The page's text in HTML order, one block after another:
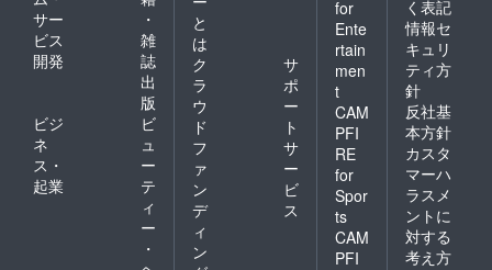
サー
ビス
開発
・
雑
誌
出
版
ビジ
ネ
ス・
起業
ビ
ュ
ー
テ
ィ
ー
・
と
は
ク
ラ
ウ
ド
フ
ァ
ン
デ
ィ
ン
サ
ポ
ー
ト
サ
ー
ビ
ス
for
Ente
rtain
men
t
CAM
PFI
RE
for
Spor
ts
CAM
PFI
く表記
情報セ
キュリ
ティ方
針
反社基
本方針
カスタ
マーハ
ラスメ
ントに
対する
考え方